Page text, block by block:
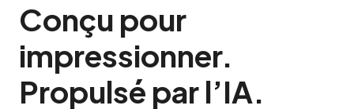
Conçu pour
impressionner.
Propulsé par l’IA.